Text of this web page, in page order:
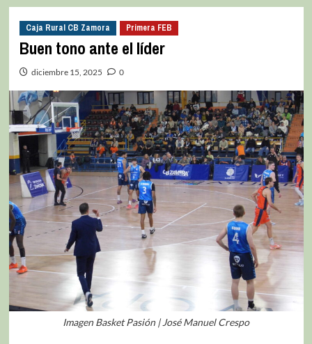
Caja Rural CB Zamora Primera FEB
Buen tono ante el líder
diciembre 15, 2025 0
Imagen Basket Pasión | José Manuel Crespo